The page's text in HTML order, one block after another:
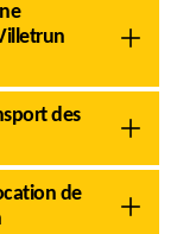
des
de